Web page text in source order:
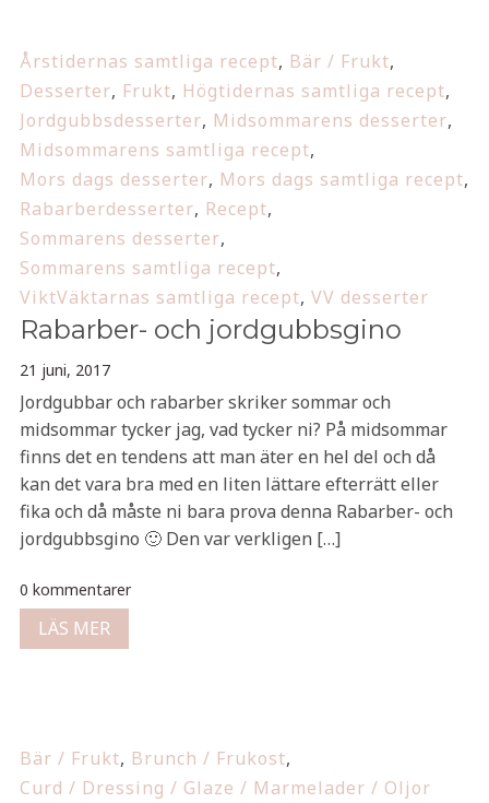
Årstidernas samtliga recept, Bär / Frukt,
Desserter, Frukt, Högtidernas samtliga recept,
Jordgubbsdesserter, Midsommarens desserter,
Midsommarens samtliga recept,
Mors dags desserter, Mors dags samtliga recept,
Rabarberdesserter, Recept,
Sommarens desserter,
Sommarens samtliga recept,
ViktVäktarnas samtliga recept, VV desserter
Rabarber- och jordgubbsgino
21 juni, 2017
Jordgubbar och rabarber skriker sommar och
midsommar tycker jag, vad tycker ni? På midsommar
finns det en tendens att man äter en hel del och då
kan det vara bra med en liten lättare efterrätt eller
fika och då måste ni bara prova denna Rabarber- och
jordgubbsgino 🙂 Den var verkligen […]
0 kommentarer
LÄS MER
Bär / Frukt, Brunch / Frukost,
Curd / Dressing / Glaze / Marmelader / Oljor